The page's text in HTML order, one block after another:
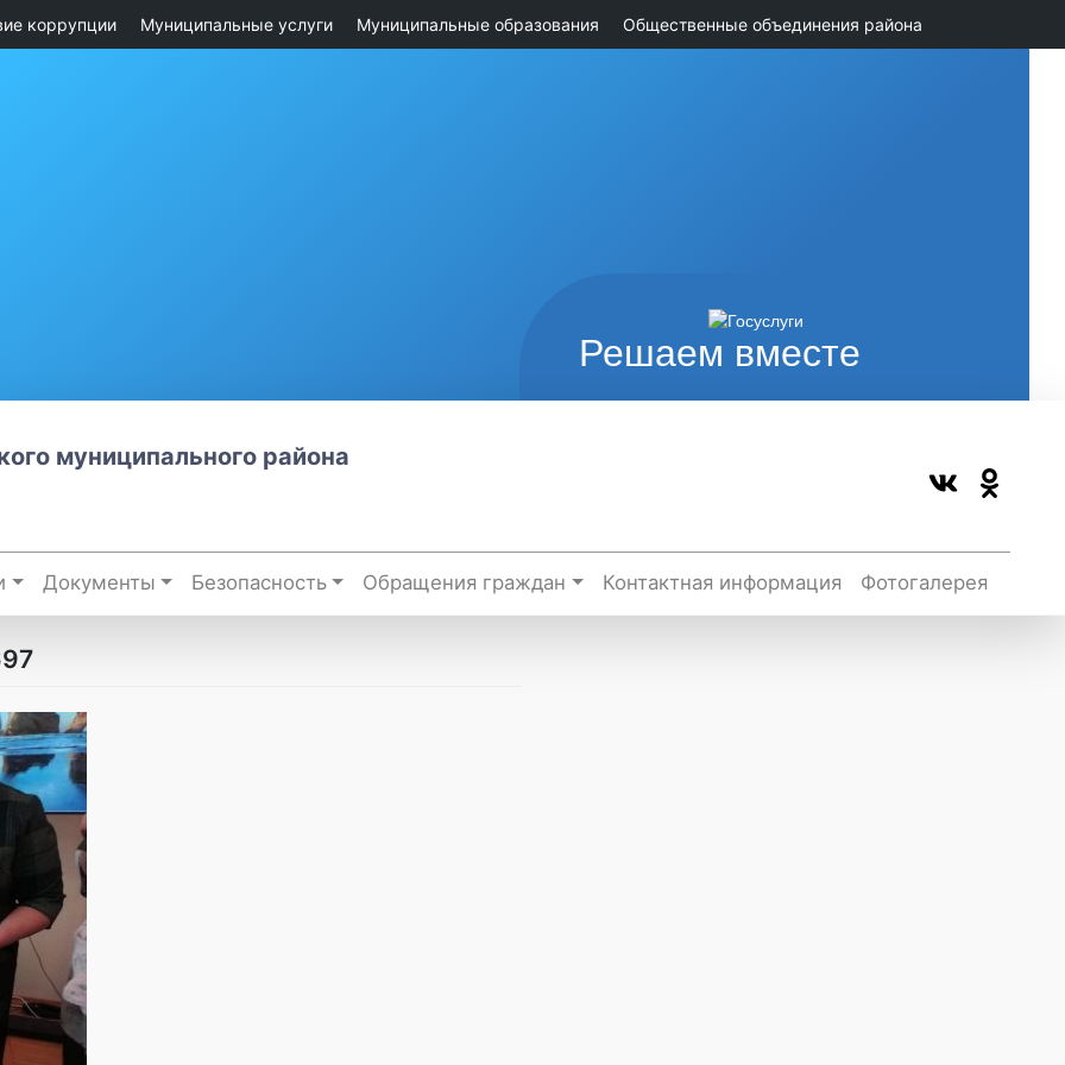
коррупции Муниципальные услуги Муниципальные образования Общественные объединения района
Решаем вместе
муниципального района
Документы Безопасность Обращения граждан Контактная информация Фотогалерея